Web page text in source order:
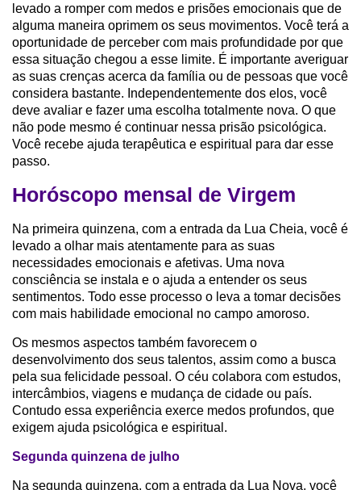
levado a romper com medos e prisões emocionais que de
alguma maneira oprimem os seus movimentos. Você terá a
oportunidade de perceber com mais profundidade por que
essa situação chegou a esse limite. É importante averiguar
as suas crenças acerca da família ou de pessoas que você
considera bastante. Independentemente dos elos, você
deve avaliar e fazer uma escolha totalmente nova. O que
não pode mesmo é continuar nessa prisão psicológica.
Você recebe ajuda terapêutica e espiritual para dar esse
passo.
Horóscopo mensal de Virgem
Na primeira quinzena, com a entrada da Lua Cheia, você é
levado a olhar mais atentamente para as suas
necessidades emocionais e afetivas. Uma nova
consciência se instala e o ajuda a entender os seus
sentimentos. Todo esse processo o leva a tomar decisões
com mais habilidade emocional no campo amoroso.
Os mesmos aspectos também favorecem o
desenvolvimento dos seus talentos, assim como a busca
pela sua felicidade pessoal. O céu colabora com estudos,
intercâmbios, viagens e mudança de cidade ou país.
Contudo essa experiência exerce medos profundos, que
exigem ajuda psicológica e espiritual.
Segunda quinzena de julho
Na segunda quinzena, com a entrada da Lua Nova, você